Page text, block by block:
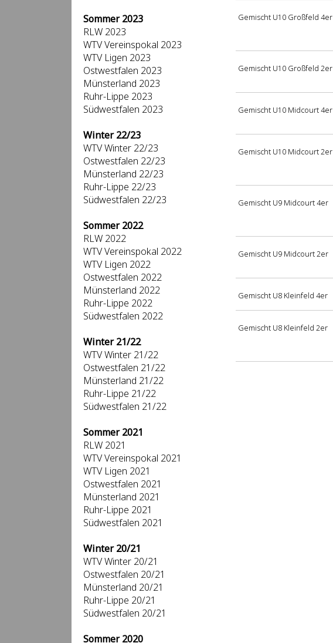
Sommer 2023
RLW 2023
WTV Vereinspokal 2023
WTV Ligen 2023
Ostwestfalen 2023
Münsterland 2023
Ruhr-Lippe 2023
Südwestfalen 2023
Winter 22/23
WTV Winter 22/23
Ostwestfalen 22/23
Münsterland 22/23
Ruhr-Lippe 22/23
Südwestfalen 22/23
Sommer 2022
RLW 2022
WTV Vereinspokal 2022
WTV Ligen 2022
Ostwestfalen 2022
Münsterland 2022
Ruhr-Lippe 2022
Südwestfalen 2022
Winter 21/22
WTV Winter 21/22
Ostwestfalen 21/22
Münsterland 21/22
Ruhr-Lippe 21/22
Südwestfalen 21/22
Sommer 2021
RLW 2021
WTV Vereinspokal 2021
WTV Ligen 2021
Ostwestfalen 2021
Münsterland 2021
Ruhr-Lippe 2021
Südwestfalen 2021
Winter 20/21
WTV Winter 20/21
Ostwestfalen 20/21
Münsterland 20/21
Ruhr-Lippe 20/21
Südwestfalen 20/21
Sommer 2020
Gemischt U10 Großfeld 4er
Gemischt U10 Großfeld 2er
Gemischt U10 Midcourt 4er
Gemischt U10 Midcourt 2er
Gemischt U9 Midcourt 4er
Gemischt U9 Midcourt 2er
Gemischt U8 Kleinfeld 4er
Gemischt U8 Kleinfeld 2er